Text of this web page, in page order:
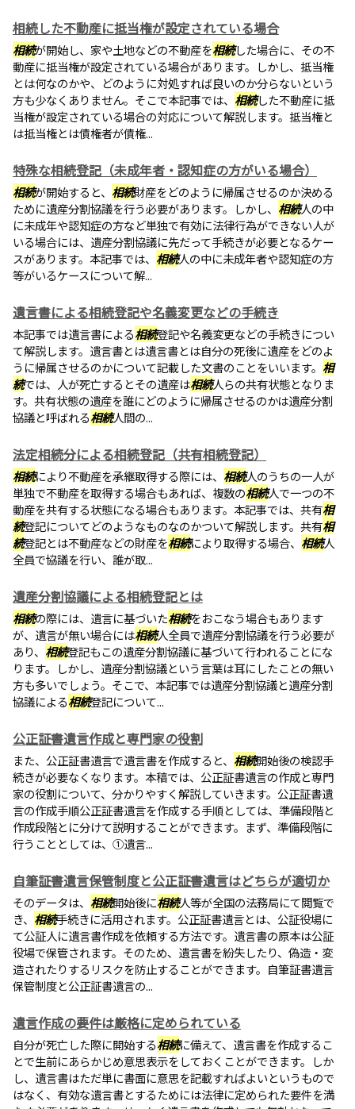
相続した不動産に抵当権が設定されている場合
相続が開始し、家や土地などの不動産を相続した場合に、その不
動産に抵当権が設定されている場合があります。しかし、抵当権
とは何なのかや、どのように対処すれば良いのか分らないという
方も少なくありません。そこで本記事では、 相続した不動産に抵
当権が設定されている場合の対応について解説します。抵当権と
は抵当権とは債権者が債権...
特殊な相続登記（未成年者・認知症の方がいる場合）
相続が開始すると、 相続財産をどのように帰属させるのか決める
ために遺産分割協議を行う必要があります。しかし、 相続人の中
に未成年や認知症の方など単独で有効に法律行為ができない人が
いる場合には、遺産分割協議に先だって手続きが必要となるケー
スがあります。本記事では、 相続人の中に未成年者や認知症の方
等がいるケースについて解...
遺言書による相続登記や名義変更などの手続き
本記事では遺言書による相続登記や名義変更などの手続きについ
て解説します。遺言書とは遺言書とは自分の死後に遺産をどのよ
うに帰属させるのかについて記載した文書のことをいいます。 相
続では、人が死亡するとその遺産は相続人らの共有状態となりま
す。共有状態の遺産を誰にどのように帰属させるのかは遺産分割
協議と呼ばれる相続人間の...
法定相続分による相続登記（共有相続登記）
相続により不動産を承継取得する際には、 相続人のうちの一人が
単独で不動産を取得する場合もあれば、複数の相続人で一つの不
動産を共有する状態になる場合もあります。本記事では、共有相
続登記についてどのようなものなのかついて解説します。共有相
続登記とは不動産などの財産を相続により取得する場合、 相続人
全員で協議を行い、誰が取...
遺産分割協議による相続登記とは
相続の際には、遺言に基づいた相続をおこなう場合もあります
が、遺言が無い場合には相続人全員で遺産分割協議を行う必要が
あり、 相続登記もこの遺産分割協議に基づいて行われることにな
ります。しかし、遺産分割協議という言葉は耳にしたことの無い
方も多いでしょう。そこで、本記事では遺産分割協議と遺産分割
協議による相続登記について...
公正証書遺言作成と専門家の役割
また、公正証書遺言で遺言書を作成すると、 相続開始後の検認手
続きが必要なくなります。本稿では、公正証書遺言の作成と専門
家の役割について、分かりやすく解説していきます。公正証書遺
言の作成手順公正証書遺言を作成する手順としては、準備段階と
作成段階とに分けて説明することができます。まず、準備段階に
行うこととしては、①遺言...
自筆証書遺言保管制度と公正証書遺言はどちらが適切か
そのデータは、 相続開始後に相続人等が全国の法務局にて閲覧で
き、 相続手続きに活用されます。公正証書遺言とは、公証役場に
て公証人に遺言書作成を依頼する方法です。遺言書の原本は公証
役場で保管されます。そのため、遺言書を紛失したり、偽造・変
造されたりするリスクを防止することができます。自筆証書遺言
保管制度と公正証書遺言の...
遺言作成の要件は厳格に定められている
自分が死亡した際に開始する相続に備えて、遺言書を作成するこ
とで生前にあらかじめ意思表示をしておくことができます。しか
し、遺言書はただ単に書面に意思を記載すればよいというもので
はなく、有効な遺言書とするためには法律に定められた要件を満